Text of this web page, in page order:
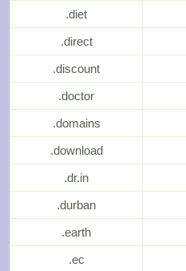
.diet
.direct
.discount
.doctor
.domains
.download
.dr.in
.durban
.earth
.ec